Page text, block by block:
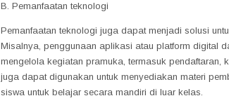
B. Pemanfaatan teknologi
Pemanfaatan teknologi juga dapat menjadi solusi
Misalnya, penggunaan aplikasi atau platform digital
mengelola kegiatan pramuka, termasuk pendaftaran,
juga dapat digunakan untuk menyediakan materi
siswa untuk belajar secara mandiri di luar kelas.